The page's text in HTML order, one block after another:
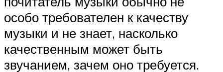
особо требователен к качеству
музыки и не знает, насколько
качественным может быть
звучанием, зачем оно требуется.